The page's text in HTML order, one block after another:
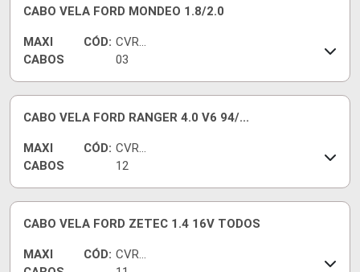
CABO VELA FORD MONDEO 1.8/2.0
MAXI
CABOS
CÓD: CVRF
03
CABO VELA FORD RANGER 4.0 V6 94/...
MAXI
CABOS
CÓD: CVRF
12
CABO VELA FORD ZETEC 1.4 16V TODOS
MAXI
CÓD: CVRF